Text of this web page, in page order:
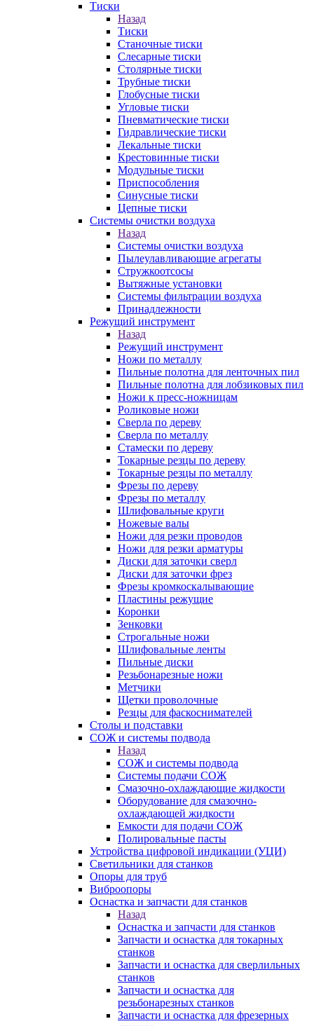
Тиски
Назад
Тиски
Станочные тиски
Слесарные тиски
Столярные тиски
Трубные тиски
Глобусные тиски
Угловые тиски
Пневматические тиски
Гидравлические тиски
Лекальные тиски
Крестовинные тиски
Модульные тиски
Приспособления
Синусные тиски
Цепные тиски
Системы очистки воздуха
Назад
Системы очистки воздуха
Пылеулавливающие агрегаты
Стружкоотсосы
Вытяжные установки
Системы фильтрации воздуха
Принадлежности
Режущий инструмент
Назад
Режущий инструмент
Ножи по металлу
Пильные полотна для ленточных пил
Пильные полотна для лобзиковых пил
Ножи к пресс-ножницам
Роликовые ножи
Сверла по дереву
Сверла по металлу
Стамески по дереву
Токарные резцы по дереву
Токарные резцы по металлу
Фрезы по дереву
Фрезы по металлу
Шлифовальные круги
Ножевые валы
Ножи для резки проводов
Ножи для резки арматуры
Диски для заточки сверл
Диски для заточки фрез
Фрезы кромкоскалывающие
Пластины режущие
Коронки
Зенковки
Строгальные ножи
Шлифовальные ленты
Пильные диски
Резьбонарезные ножи
Метчики
Щетки проволочные
Резцы для фаскоснимателей
Столы и подставки
СОЖ и системы подвода
Назад
СОЖ и системы подвода
Системы подачи СОЖ
Смазочно-охлаждающие жидкости
Оборудование для смазочно-
охлаждающей жидкости
Емкости для подачи СОЖ
Полировальные пасты
Устройства цифровой индикации (УЦИ)
Светильники для станков
Опоры для труб
Виброопоры
Оснастка и запчасти для станков
Назад
Оснастка и запчасти для станков
Запчасти и оснастка для токарных
станков
Запчасти и оснастка для сверлильных
станков
Запчасти и оснастка для
резьбонарезных станков
Запчасти и оснастка для фрезерных